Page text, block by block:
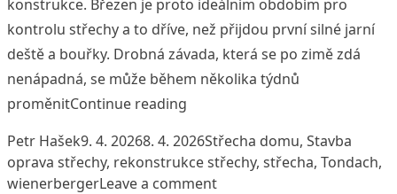
konstrukce. Březen je proto ideálním obdobím pro
kontrolu střechy a to dříve, než přijdou první silné jarní
deště a bouřky. Drobná závada, která se po zimě zdá
nenápadná, se může během několika týdnů
proměnitContinue reading
Posted by
Petr Hašek9. 4. 20268. 4. 2026Posted in
Střecha domu, Stavba
oprava střechy, rekonstrukce střechy, střecha, Tondach,
wienerbergerLeave a commenton Jarní revize střechy.